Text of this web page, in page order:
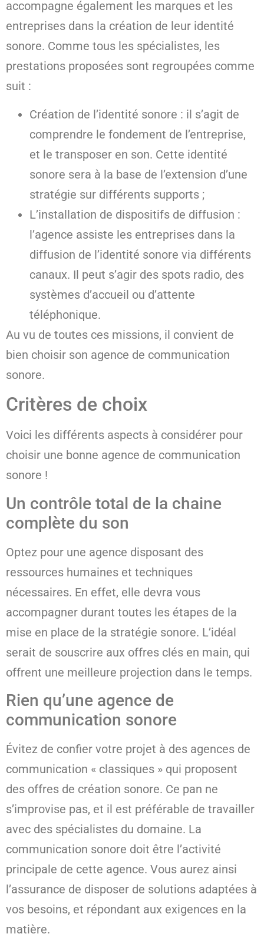
accompagne également les marques et les
entreprises dans la création de leur identité
sonore. Comme tous les spécialistes, les
prestations proposées sont regroupées comme
suit :
Création de l’identité sonore : il s’agit de
comprendre le fondement de l’entreprise,
et le transposer en son. Cette identité
sonore sera à la base de l’extension d’une
stratégie sur différents supports ;
L’installation de dispositifs de diffusion :
l’agence assiste les entreprises dans la
diffusion de l’identité sonore via différents
canaux. Il peut s’agir des spots radio, des
systèmes d’accueil ou d’attente
téléphonique.
Au vu de toutes ces missions, il convient de
bien choisir son agence de communication
sonore.
Critères de choix
Voici les différents aspects à considérer pour
choisir une bonne agence de communication
sonore !
Un contrôle total de la chaine
complète du son
Optez pour une agence disposant des
ressources humaines et techniques
nécessaires. En effet, elle devra vous
accompagner durant toutes les étapes de la
mise en place de la stratégie sonore. L’idéal
serait de souscrire aux offres clés en main, qui
offrent une meilleure projection dans le temps.
Rien qu’une agence de
communication sonore
Évitez de confier votre projet à des agences de
communication « classiques » qui proposent
des offres de création sonore. Ce pan ne
s’improvise pas, et il est préférable de travailler
avec des spécialistes du domaine. La
communication sonore doit être l’activité
principale de cette agence. Vous aurez ainsi
l’assurance de disposer de solutions adaptées à
vos besoins, et répondant aux exigences en la
matière.